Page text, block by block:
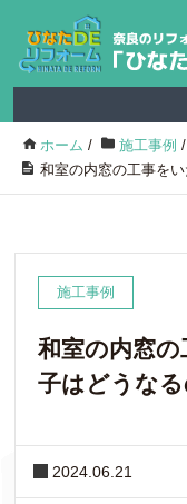
ホーム / 施工事例 /
和室の内窓の工事を
施工事例
和室の内窓
子はどうな
2024.06.21